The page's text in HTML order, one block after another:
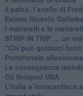
​Il palco, l’anello di
Esimio filosofo
​I mattarelli e le
​STRIP IN TRIP … un
"Chi può guidarci
​Portoferraio
Le conseguenze
​Gli Scilipoti USA
L’Italia s’intestardisce